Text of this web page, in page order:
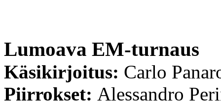
Lumoava EM-turnaus
Käsikirjoitus: Carlo
Piirrokset: Alessandro